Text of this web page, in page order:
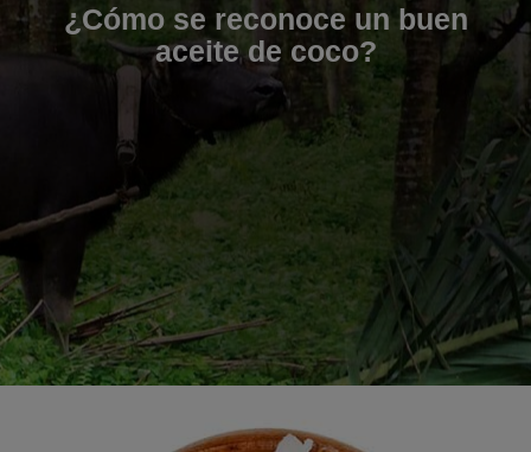
¿Cómo se reconoce un buen
aceite de coco?